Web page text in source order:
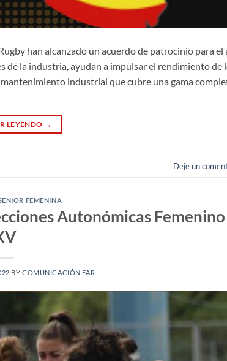
han alcanzado un acuerdo de patrocinio para el
de la industria, ayudan a impulsar el rendimiento de
industrial que cubre una gama
LEYENDO →
Deje un
FEMENINA
Autonómicas Femenino
BYCOMUNICACIÓN FAR